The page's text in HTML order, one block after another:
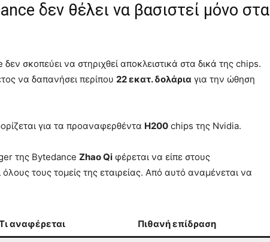
δεν θέλει να βασιστεί μόνο στα
σκοπεύει να στηριχθεί αποκλειστικά στα δικά της chips.
να δαπανήσει περίπου 22 εκατ. δολάρια για την ώθηση
για τα προαναφερθέντα H200 chips της Nvidia.
της Bytedance Zhao Qi φέρεται να είπε στους
τους τομείς της εταιρείας. Από αυτό αναμένεται να
αναφέρεται Πιθανή επίδραση